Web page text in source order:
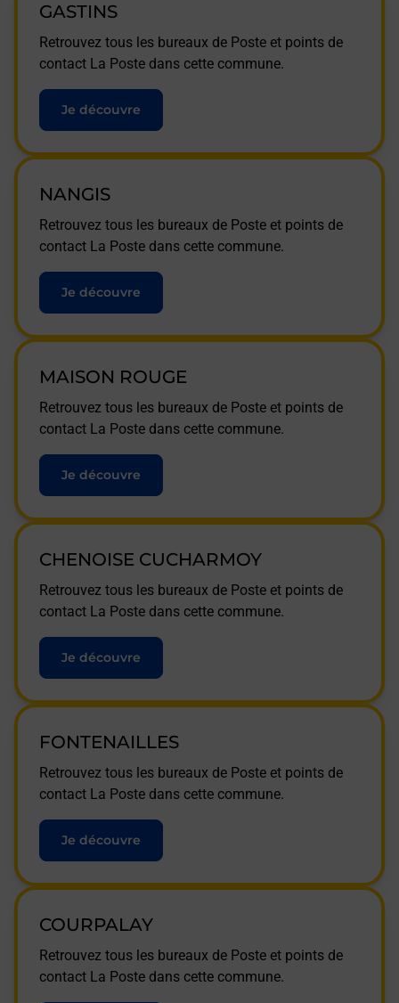
GASTINS
Retrouvez tous les bureaux de Poste et points de
contact La Poste dans cette commune.
Je découvre
NANGIS
Retrouvez tous les bureaux de Poste et points de
contact La Poste dans cette commune.
Je découvre
MAISON ROUGE
Retrouvez tous les bureaux de Poste et points de
contact La Poste dans cette commune.
Je découvre
CHENOISE CUCHARMOY
Retrouvez tous les bureaux de Poste et points de
contact La Poste dans cette commune.
Je découvre
FONTENAILLES
Retrouvez tous les bureaux de Poste et points de
contact La Poste dans cette commune.
Je découvre
COURPALAY
Retrouvez tous les bureaux de Poste et points de
contact La Poste dans cette commune.